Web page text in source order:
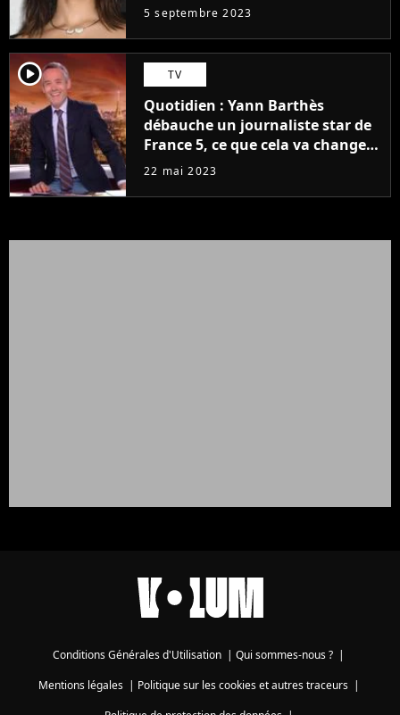
5 septembre 2023
player2 TV
Quotidien : Yann Barthès
débauche un journaliste star de
France 5, ce que cela va changer
à la rentrée
22 mai 2023
Conditions Générales d'Utilisation | Qui sommes-nous ? |
Mentions légales| Politique sur les cookies et autres traceurs|